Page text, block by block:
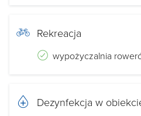
DO DYSPOZYCJI GOŚCI:
Oświetlony taras z
Miejsce na grilla,
Rekreacja
wypożyczalnia
Dezynfekcja w